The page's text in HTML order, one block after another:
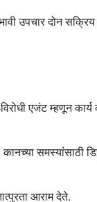
उपचार दोन
एजंट म्हणून
कानच्या
आराम देते.